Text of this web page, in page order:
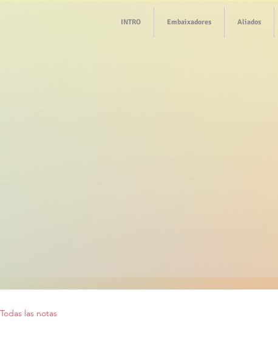
Todas las notas
INTRO Embaixadores Aliados